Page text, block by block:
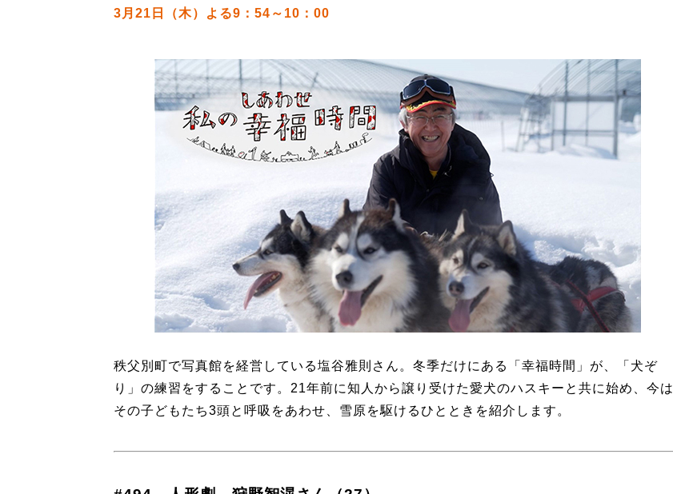
3月21日（木）よる9：54～10：00
秩父別町で写真館を経営している塩谷雅則さん。冬季だけにある「幸福時間」が、「犬ぞ
り」の練習をすることです。21年前に知人から譲り受けた愛犬のハスキーと共に始め、今は
その子どもたち3頭と呼吸をあわせ、雪原を駆けるひとときを紹介します。